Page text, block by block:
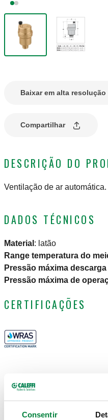
Consentir
Baixar em alta resolução
Compartilhar
DESCRIÇÃO DO
Ventilação de ar automática.
DADOS TÉCNICOS
Material : latão
Range temperatura do
Pressão máxima descarga
Pressão máxima de
CERTIFICAÇÕES
DESENHOS E